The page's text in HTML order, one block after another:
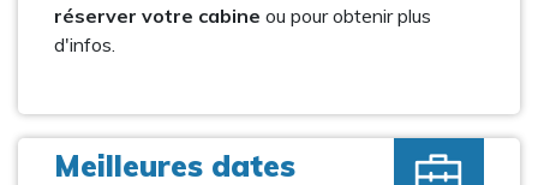
réserver votre cabine ou pour obtenir plus
d'infos.
Meilleures dates